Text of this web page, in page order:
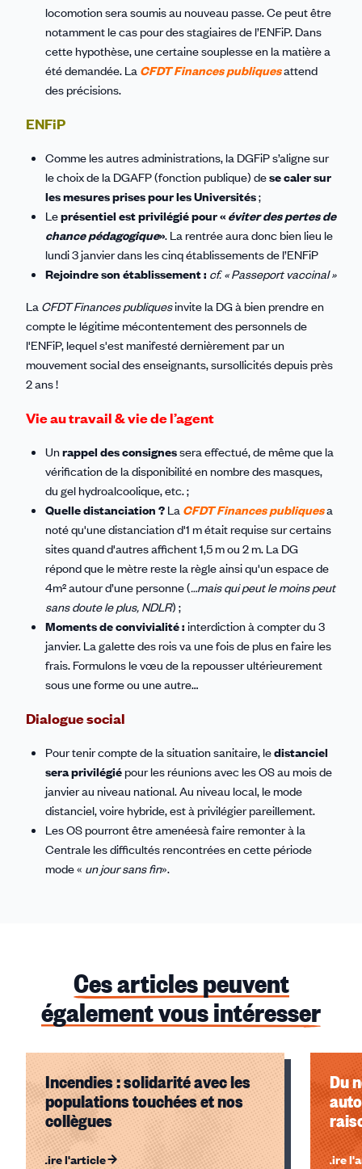
locomotion sera soumis au nouveau passe. Ce peut être
notamment le cas pour des stagiaires de l’ENFiP. Dans
cette hypothèse, une certaine souplesse en la matière a
été demandée. La CFDT Finances publiquesattend
des précisions.
ENFiP
Comme les autres administrations, la DGFiP s’aligne sur
le choix de la DGAFP (fonction publique) dese caler sur
les mesures prises pour les Universités;
Leprésentiel est privilégié pour « éviter des pertes de
chance pédagogique». La rentrée aura donc bien lieu le
lundi 3 janvier dans les cinq établissements de l’ENFiP
Rejoindre son établissement: cf. « Passeport vaccinal »
La CFDT Finances publiquesinvite la DG à bien prendre en
compte le légitime mécontentement des personnels de
l'ENFiP, lequel s'est manifesté dernièrement par un
mouvement social des enseignants, sursollicités depuis près
2 ans !
Vie au travail & vie de l’agent
Unrappel des consignessera effectué, de même que la
vérification de la disponibilité en nombre des masques,
du gel hydroalcoolique, etc. ;
Quelle distanciation ? La CFDT Finances publiquesa
noté qu'une distanciation d'1 m était requise sur certains
sites quand d'autres affichent 1,5 m ou 2 m. La DG
répond que le mètre reste la règle ainsi qu'un espace de
4m² autour d’une personne (…mais qui peut le moins peut
sans doute le plus, NDLR) ;
Moments de convivialité : interdiction à compter du 3
janvier. La galette des rois va une fois de plus en faire les
frais. Formulons le vœu de la repousser ultérieurement
sous une forme ou une autre…
Dialogue social
Pour tenir compte de la situation sanitaire, ledistanciel
sera privilégié pour les réunions avec les OS au mois de
janvier au niveau national. Au niveau local, le mode
distanciel, voire hybride, est à privilégier pareillement.
Les OS pourront être amenéesà faire remonter à la
Centrale les difficultés rencontrées en cette période
mode « un jour sans fin».
Ces articles peuvent
également vous intéresser
Incendies : solidarité avec les
populations touchées et nos
collègues
Lire l'article
Du
Lire